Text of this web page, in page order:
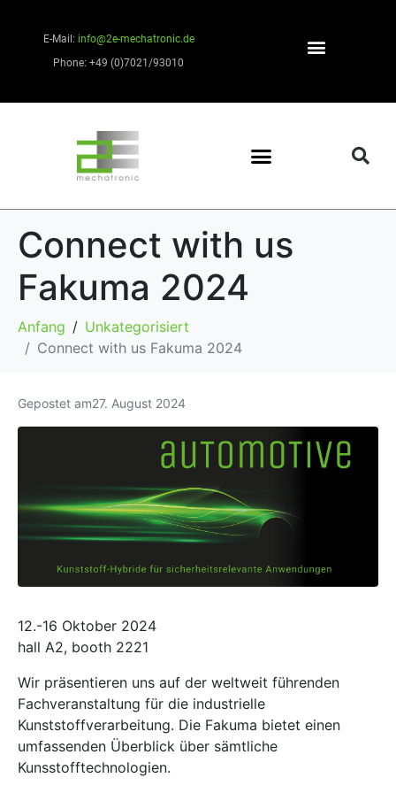
E-Mail: info@2e-mechatronic.de
Phone: +49 (0)7021/93010
Connect with us
Fakuma 2024
Anfang
Unkategorisiert
Connect with us Fakuma 2024
Gepostet am27. August 2024
12.-16 Oktober 2024
hall A2, booth 2221
Wir präsentieren uns auf der weltweit führenden
Fachveranstaltung für die industrielle
Kunststoffverarbeitung. Die Fakuma bietet einen
umfassenden Überblick über sämtliche
Kunsstofftechnologien.